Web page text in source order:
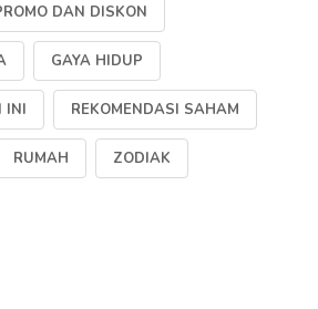
DAN DISKON
GAYA HIDUP
INI REKOMENDASI SAHAM
RUMAH ZODIAK